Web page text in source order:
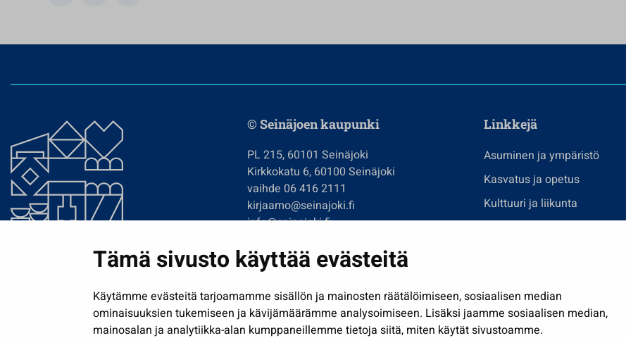
Tämä sivusto käyttää evästeitä
Käytämme evästeitä tarjoamamme sisällön ja mainosten räätälöimiseen, sosiaalisen median
ominaisuuksien tukemiseen ja kävijämäärämme analysoimiseen. Lisäksi jaamme sosiaalisen median,
mainosalan ja analytiikka-alan kumppaneillemme tietoja siitä, miten käytät sivustoamme.
© Seinäjoen kaupunki
PL 215, 60101 Seinäjoki
Kirkkokatu 6, 60100 Seinäjoki
vaihde 06 416 2111
kirjaamo@seinajoki.fi
info@seinajoki.fi
Tilaa uutiskirje
Linkkejä
Asuminen ja ympäristö
Kasvatus ja opetus
Kulttuuri ja liikunta
Näytä omat evästeasetukseni